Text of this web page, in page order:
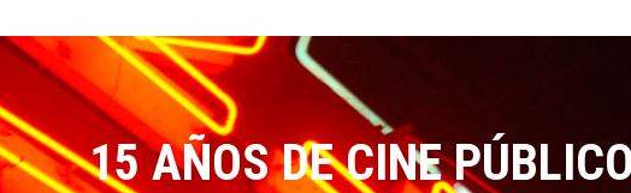
15 AÑOS DE CINE